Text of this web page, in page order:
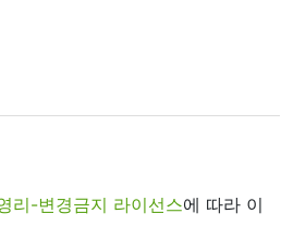
리-변경금지 라이선스에 따라 이